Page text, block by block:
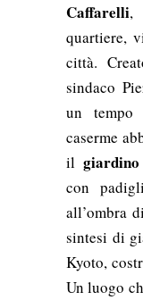
Caffarelli,
quartiere,
città.
sindaco
un tempo
caserme
ilgiardino
con
all’ombra
sintesi di
Kyoto,
Un luogo